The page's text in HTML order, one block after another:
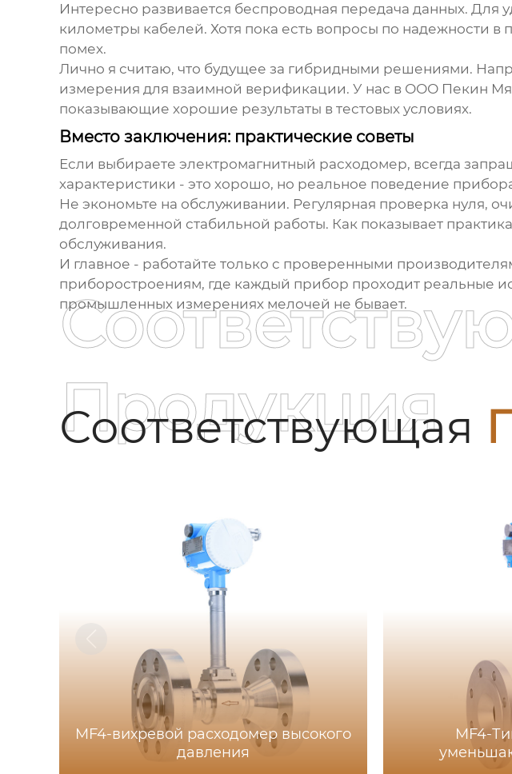
Интересно развивается беспроводная передача данных. Для
километры кабелей. Хотя пока есть вопросы по надежности
помех.
Лично я считаю, что будущее за гибридными решениями.
измерения для взаимной верификации. У нас в ООО Пекин
показывающие хорошие результаты в тестовых условиях.
Вместо заключения: практические советы
Если выбираете электромагнитный расходомер, всегда
характеристики - это хорошо, но реальное поведение
Не экономьте на обслуживании. Регулярная проверка нуля,
долговременной стабильной работы. Как показывает
обслуживания.
И главное - работайте только с проверенными
приборостроениям, где каждый прибор проходит реальные
промышленных измерениях мелочей не бывает.
Соответствующая
Продукция
MF4-вихревой расходомер высокого
давления
MF4-